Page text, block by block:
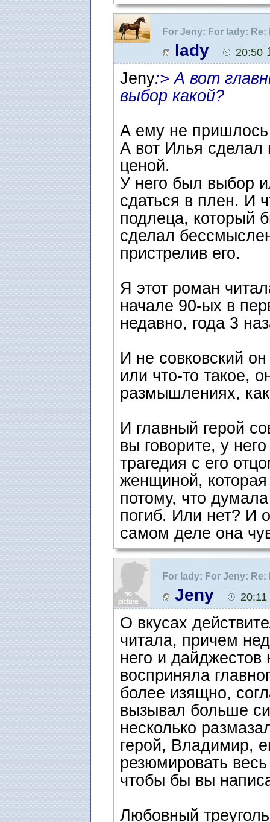
For Jeny: For lady:
lady 20:50
Jeny:> А вот
выбор какой?
А ему не
А вот Илья сделал
ценой.
У него был выбор
сдаться в плен. И
подлеца, который
сделал
пристрелив его.
Я этот роман
начале 90-ых в
недавно, года 3
И не совковский
или что-то такое,
размышлениях,
И главный герой
вы говорите, у
трагедия с его
женщиной,
потому, что
погиб. Или нет? И
самом деле она
For lady: For Jeny:
Jeny 20:11
О вкусах
читала, причем
него и дайджестов
восприняла
более изящно,
вызывал больше
несколько
герой, Владимир,
резюмировать
чтобы бы вы
Любовный